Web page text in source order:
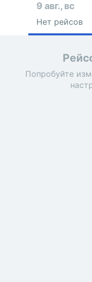
9 авг., вс
Нет рейсов
Попробуйте